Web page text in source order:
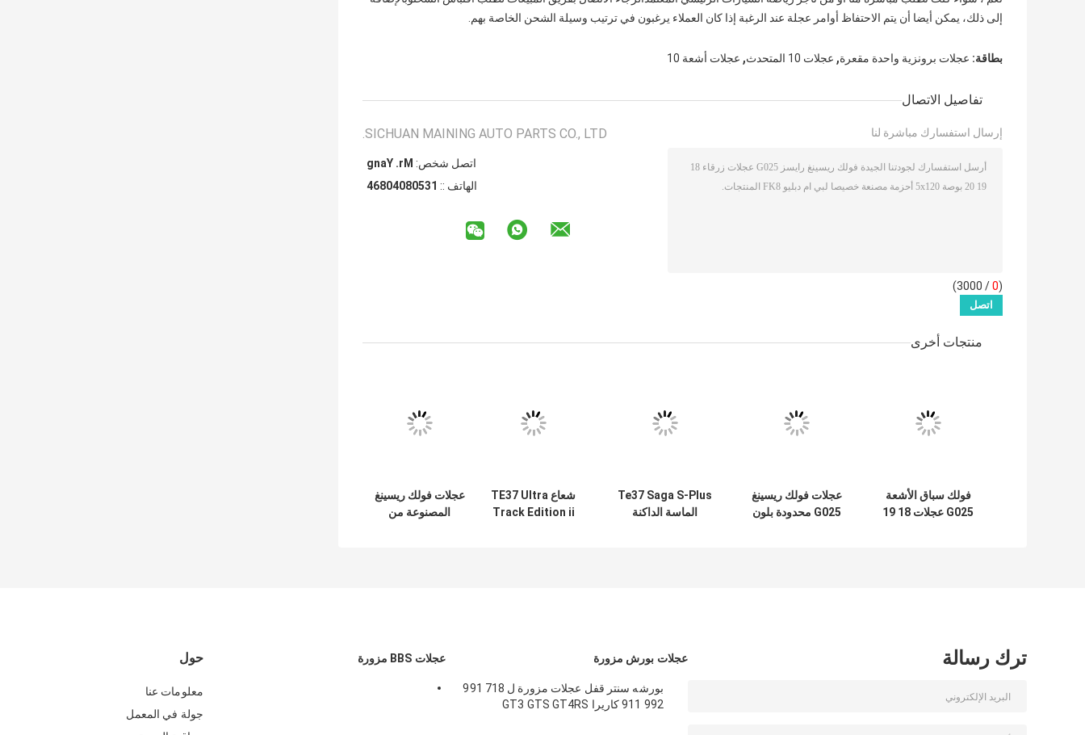
حولنا
فريق تطوير المنتجات لدينا لديه عقود من الخبرة في تطوير أعلى جودة العجلات في هذه الصناعة.فريقنا يتكون من مهندسين ميكانيكيين
محترفين الذين لا يأخذون أي اختصارات في عملية تطوير المنتجمع فهم متعمق لديناميكيات المركبات و مقاييس حمولة الجهاز الأصلي و علم
من العجلات تمر بعملية صارمة للتصميم والهندسة· يضمن ذلك منتجًا نهائيًا دقيقًا يلبي جميع الاحتياجات الديناميكية لسيارة العميل ، مع دمج ذوقهم
الشخصي ، من التركيب والتكوين إلى النهاية.كل مجموعة عجلات تخضع لتحليل كامل للعناصر النهائية (FEA) مع الأخذ بعين الاعتبار وزن الحافة،
نعم. كل مجموعة من عجلات Maining Motorsports تأتي مع ضمان هيكلي مدى الحياة وضمان إتمام لمدة عامين. يرجى ملاحظة أن الضمان